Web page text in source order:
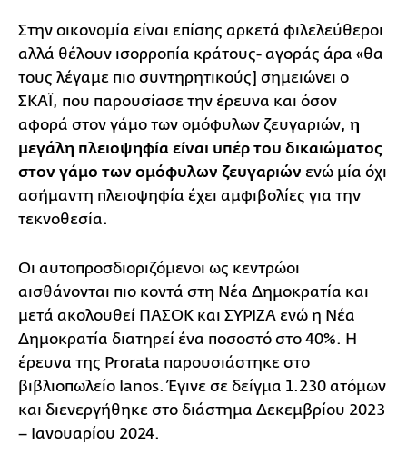
Στην οικονομία είναι επίσης αρκετά φιλελεύθεροι
αλλά θέλουν ισορροπία κράτους- αγοράς άρα «θα
τους λέγαμε πιο συντηρητικούς] σημειώνει ο
ΣΚΑΪ, που παρουσίασε την έρευνα και όσον
αφορά στον γάμο των ομόφυλων ζευγαριών, η
μεγάλη πλειοψηφία είναι υπέρ του δικαιώματος
στον γάμο των ομόφυλων ζευγαριών ενώ μία όχι
ασήμαντη πλειοψηφία έχει αμφιβολίες για την
τεκνοθεσία.
Οι αυτοπροσδιοριζόμενοι ως κεντρώοι
αισθάνονται πιο κοντά στη Νέα Δημοκρατία και
μετά ακολουθεί ΠΑΣΟΚ και ΣΥΡΙΖΑ ενώ η Νέα
Δημοκρατία διατηρεί ένα ποσοστό στο 40%. Η
έρευνα της Prorata παρουσιάστηκε στο
βιβλιοπωλείο Ianos. Έγινε σε δείγμα 1.230 ατόμων
και διενεργήθηκε στο διάστημα Δεκεμβρίου 2023
– Ιανουαρίου 2024.